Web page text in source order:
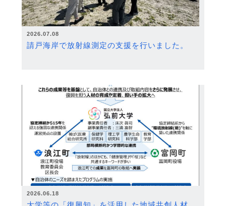
2026.07.08
請戸海岸で放射線測定の支援を行いました。
2026.06.18